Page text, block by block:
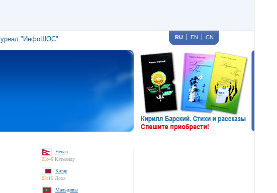
"ИнфоШОС" RU EN CN
Непал
03:46 Катманду
Катар
03:16 Доха
Мальдивы